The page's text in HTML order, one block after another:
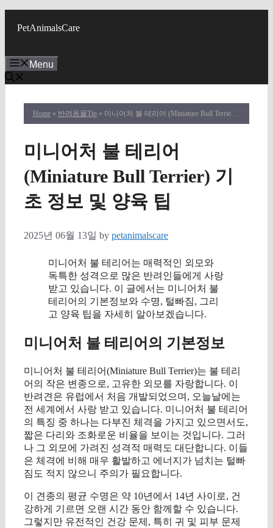
PetAnimalsCare
Menu
Home » 반려동물Tip » 미니어처 불 테리어 (Miniature Bull Terrier) 기초 정보 및 양육 팁
미니어처 불 테리어
(Miniature Bull Terrier) 기
초 정보 및 양육 팁
2025년 06월 13일 by petanimalscare
미니어처 불 테리어는 매력적인 외모와
독특한 성격으로 많은 반려인들에게 사랑
받고 있습니다. 이 글에서는 미니어처 불
테리어의 기본정보와 수명, 털빠짐, 그리
고 양육 팁을 자세히 알아보겠습니다.
미니어처 불 테리어의 기본정보
미니어처 불 테리어(Miniature Bull Terrier)는 불 테리
어의 작은 변종으로, 고유한 외모를 자랑합니다. 이
반려견은 유럽에서 처음 개발되었으며, 오늘날에는
전 세계에서 사랑 받고 있습니다. 미니어처 불 테리어
의 특징 중 하나는 다부진 체격을 가지고 있으면서도,
짧은 다리와 조화로운 비율을 보이는 것입니다. 그러
나 그 외모에 가려진 성격적 매력도 대단합니다. 이들
은 체격에 비해 매우 활발하고 에너지가 넘치는 털빠
짐도 적지 않으니 주의가 필요합니다.
이 견종의 평균 수명은 약 10년에서 14년 사이로, 건
강하게 기르면 오랜 시간 동안 함께할 수 있습니다.
그렇지만 유전적인 건강 문제, 특히 귀 및 피부 문제